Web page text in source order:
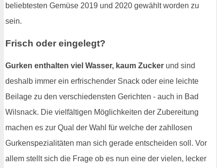
beliebtesten Gemüse 2019 und 2020 gewählt worden zu
sein.
Frisch oder eingelegt?
Gurken enthalten viel Wasser, kaum Zucker und sind
deshalb immer ein erfrischender Snack oder eine leichte
Beilage zu den verschiedensten Gerichten - auch in Bad
Wilsnack. Die vielfältigen Möglichkeiten der Zubereitung
machen es zur Qual der Wahl für welche der zahllosen
Gurkenspezialitäten man sich gerade entscheiden soll. Vor
allem stellt sich die Frage ob es nun eine der vielen, lecker